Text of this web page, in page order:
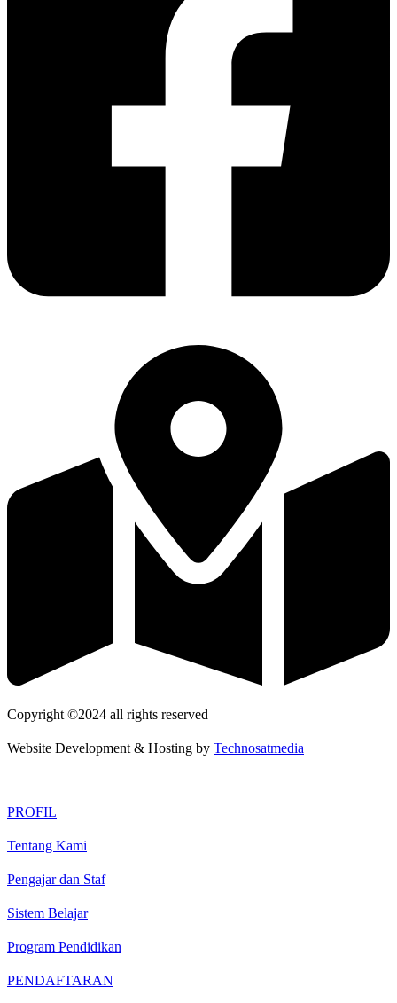
Copyright ©2024 all rights reserved
Website Development & Hosting by Technosatmedia
PROFIL
Tentang Kami
Pengajar dan Staf
Sistem Belajar
Program Pendidikan
PENDAFTARAN